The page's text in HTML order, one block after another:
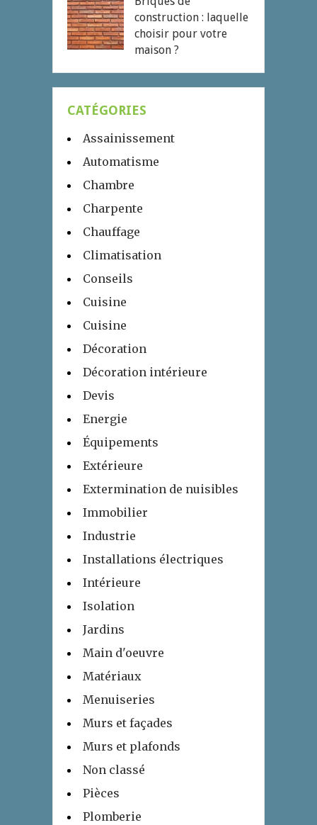
construction : laquelle
choisir pour votre
maison ?
CATÉGORIES
Assainissement
Automatisme
Chambre
Charpente
Chauffage
Climatisation
Conseils
Cuisine
Cuisine
Décoration
Décoration intérieure
Devis
Energie
Équipements
Extérieure
Extermination de nuisibles
Immobilier
Industrie
Installations électriques
Intérieure
Isolation
Jardins
Main d'oeuvre
Matériaux
Menuiseries
Murs et façades
Murs et plafonds
Non classé
Pièces
Plomberie